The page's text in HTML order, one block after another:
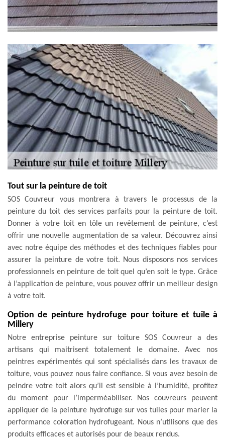
Tout sur la peinture de toit
SOS Couvreur vous montrera à travers le processus de la
peinture du toit des services parfaits pour la peinture de toit.
Donner à votre toit en tôle un revêtement de peinture, c’est
offrir une nouvelle augmentation de sa valeur. Découvrez ainsi
avec notre équipe des méthodes et des techniques fiables pour
assurer la peinture de votre toit. Nous disposons nos services
professionnels en peinture de toit quel qu’en soit le type. Grâce
à l’application de peinture, vous pouvez offrir un meilleur design
à votre toit.
Option de peinture hydrofuge pour toiture et tuile à
Millery
Notre entreprise peinture sur toiture SOS Couvreur a des
artisans qui maitrisent totalement le domaine. Avec nos
peintres expérimentés qui sont spécialisés dans les travaux de
toiture, vous pouvez nous faire confiance. Si vous avez besoin de
peindre votre toit alors qu’il est sensible à l’humidité, profitez
du moment pour l’imperméabiliser. Nos couvreurs peuvent
appliquer de la peinture hydrofuge sur vos tuiles pour marier la
performance coloration hydrofugeant. Nous n’utilisons que des
produits efficaces et autorisés pour de beaux rendus.